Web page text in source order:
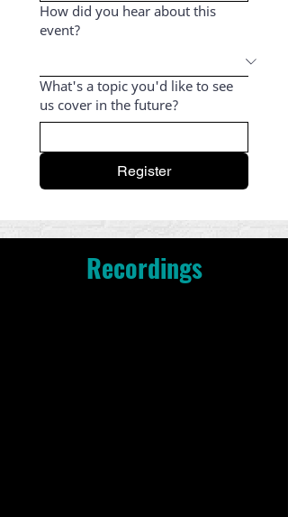
How did you hear about this
event?
What's a topic you'd like to see
us cover in the future?
Register
Recordings